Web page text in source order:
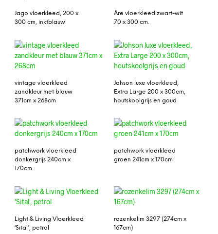
Jago vloerkleed, 200 x
300 cm, inktblauw
Åre vloerkleed zwart-wit
70 x 300 cm.
vintage vloerkleed
zandkleur met blauw
371cm x 268cm
Johson luxe vloerkleed,
Extra Large 200 x 300cm,
houtskoolgrijs en goud
patchwork vloerkleed
donkergrijs 240cm x
170cm
patchwork vloerkleed
groen 241cm x 170cm
Light & Living Vloerkleed
‘Sital’, petrol
rozenkelim 3297 (274cm x
167cm)